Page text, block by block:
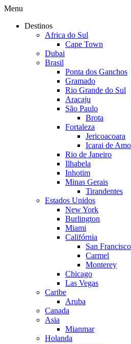
Menu
Destinos
Africa do Sul
Cape Town
Dubai
Brasil
Ponta dos Ganchos
Gramado
Rio Grande do Sul
Aracaju
São Paulo
Brota
Fortaleza
Jericoacoara
Icarai de
Rio de Janeiro
Ilhabela
Inhotim
Minas Gerais
Tirandentes
Estados Unidos
New York
Burlington
Miami
Califórnia
San Francisco
Carmel
Monterey
Chicago
Las Vegas
Caribe
Aruba
Canada
Asia
Mianmar
Holanda